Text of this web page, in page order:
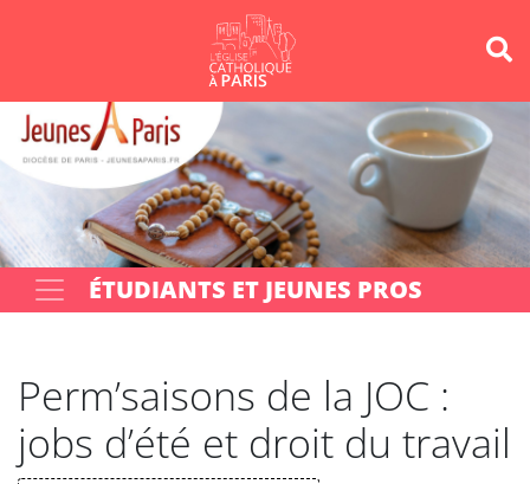
Votre recherche OK
ÉTUDIANTS ET JEUNES PROS
Perm’saisons de la JOC :
jobs d’été et droit du travail
Panneau de gestion des cookies